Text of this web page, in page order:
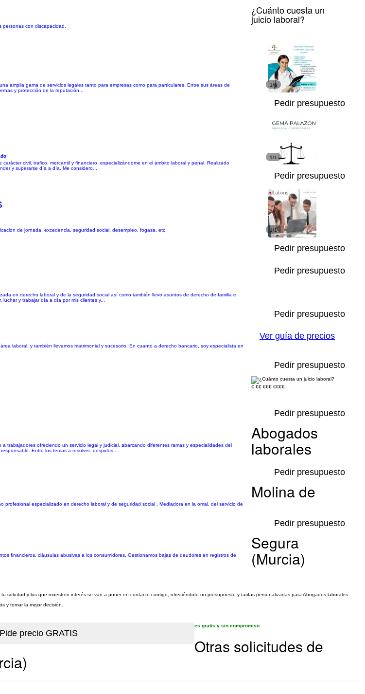
con discapacidad.
amplia gama de servicios legales tanto para empresas como para particulares. Entre sus áreas de
y protección de la reputación...
1/6
Pedir presupuesto
civil, trafico, mercantil y financiero, especializándome en el ámbito laboral y penal. Realizado
y superarse día a día. Me considero...
1/1
Pedir presupuesto
de jornada, excedencia, seguridad social, desempleo, fogasa, etc.
1/1
Pedir presupuesto
en derecho laboral y de la seguridad social así como también llevo asuntos de derecho de familia e
y trabajar día a día por mis clientes y...
Pedir presupuesto
laboral, y también llevamos matrimonial y sucesorio. En cuanto a derecho bancario, soy especialista en
Pedir presupuesto
Pedir presupuesto
trabajadores ofreciendo un servicio legal y judicial, abarcando diferentes ramas y especialidades del
Entre los temas a resolver: despidos,...
Pedir presupuesto
especializado en derecho laboral y de seguridad social . Mediadora en la omal, del servicio de
Pedir presupuesto
financieros, cláusulas abusivas a los consumidores. Gestionamos bajas de deudores en registros de
Pedir presupuesto
¿Cuánto cuesta un
juicio laboral?
Ver guía de precios
€ €€ €€€ €€€€
Abogados
laborales
Molina de
Segura
(Murcia)
y los que muestren interés se van a poner en contacto contigo, ofreciéndote un presupuesto y tarifas personalizadas para Abogados laborales.
y tomar la mejor decisión.
es gratis y sin compromiso
Otras solicitudes de